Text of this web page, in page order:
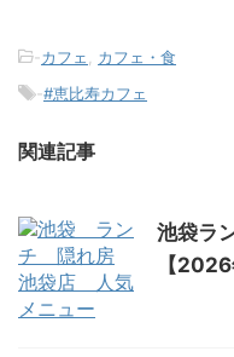
-カフェ
カフェ・食
-#恵比寿カフェ
関連記事
池袋ラ
【2026